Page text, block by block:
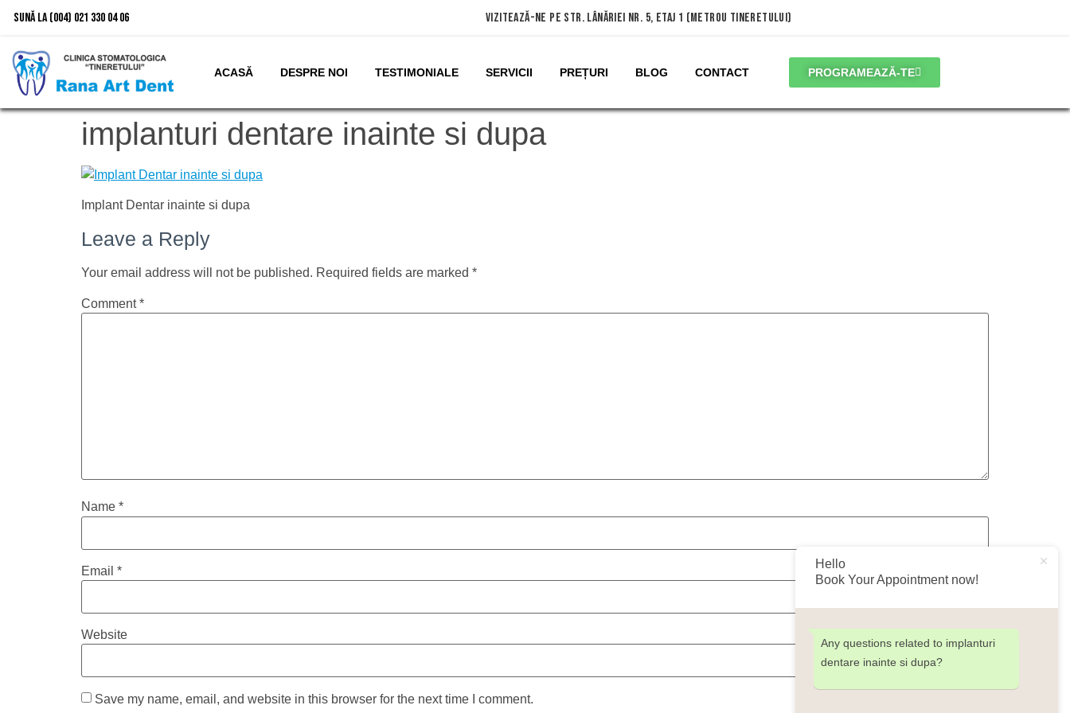
Sună la (004) 021 330 04 06 vizitează-ne pe Str. Lânăriei nr. 5, etaj 1 (metrou Tineretului)
ACASĂ DESPRE NOI TESTIMONIALE SERVICII PREȚURI BLOG CONTACT PROGRAMEAZĂ-TE
implanturi dentare inainte si dupa
Implant Dentar inainte si dupa
Leave a Reply
Your email address will not be published. Required fields are marked *
Comment*
Name *
Email *
Website
Save my name, email, and website in this browser for the next time I comment.
Hello
Book Your Appointment now!
Any questions related to implanturi
dentare inainte si dupa?